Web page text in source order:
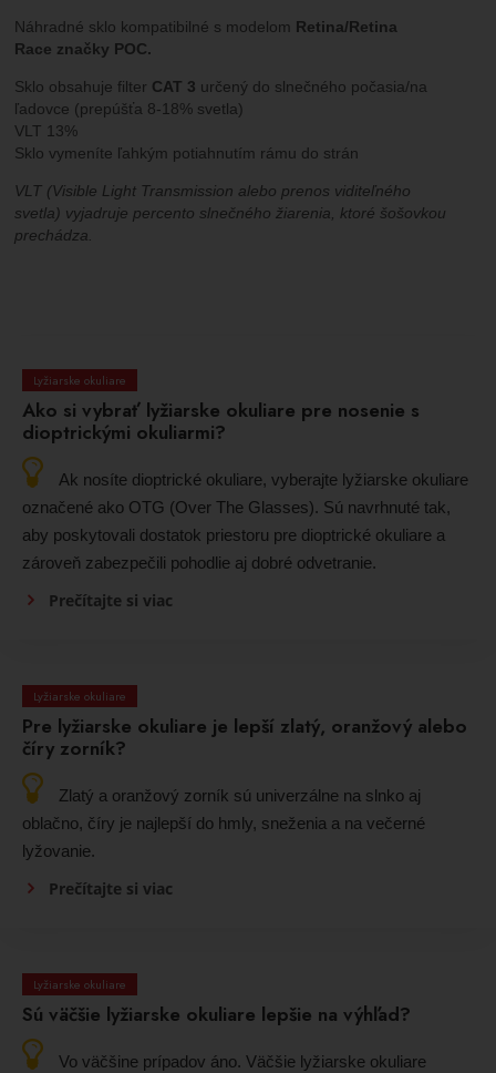
Náhradné sklo kompatibilné s modelom Retina/Retina
Race značky POC.
Sklo obsahuje filter CAT 3 určený do slnečného počasia/na
ľadovce (prepúšťa 8-18% svetla)
VLT 13%
Sklo vymeníte ľahkým potiahnutím rámu do strán
VLT (Visible Light Transmission alebo prenos viditeľného
svetla) vyjadruje percento slnečného žiarenia, ktoré šošovkou
prechádza.
Lyžiarske okuliare
Ako si vybrať lyžiarske okuliare pre nosenie s
dioptrickými okuliarmi?
Ak nosíte dioptrické okuliare, vyberajte lyžiarske okuliare
označené ako OTG (Over The Glasses). Sú navrhnuté tak,
aby poskytovali dostatok priestoru pre dioptrické okuliare a
zároveň zabezpečili pohodlie aj dobré odvetranie.
Prečítajte si viac
Lyžiarske okuliare
Pre lyžiarske okuliare je lepší zlatý, oranžový alebo
číry zorník?
Zlatý a oranžový zorník sú univerzálne na slnko aj
oblačno, číry je najlepší do hmly, sneženia a na večerné
lyžovanie.
Prečítajte si viac
Lyžiarske okuliare
Sú väčšie lyžiarske okuliare lepšie na výhľad?
Vo väčšine prípadov áno. Väčšie lyžiarske okuliare